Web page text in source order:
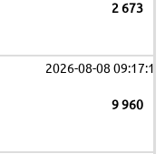
2 673
2026-08-08 09:17:19
9 960